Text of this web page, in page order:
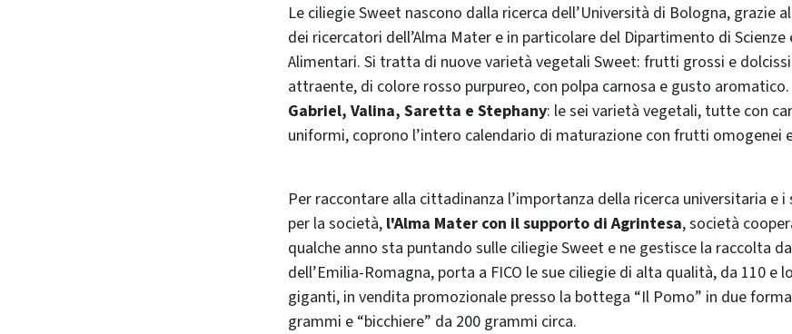
Le ciliegie Sweet nascono dalla ricerca dell’Università di Bologna, grazie
dei ricercatori dell’Alma Mater e in particolare del Dipartimento di Scienze
Alimentari. Si tratta di nuove varietà vegetali Sweet: frutti grossi e
attraente, di colore rosso purpureo, con polpa carnosa e gusto aromatico.
Gabriel, Valina, Saretta e Stephany: le sei varietà vegetali, tutte con
uniformi, coprono l’intero calendario di maturazione con frutti omogenei
Per raccontare alla cittadinanza l’importanza della ricerca universitaria e
per la società, l'Alma Mater con il supporto di Agrintesa, società
qualche anno sta puntando sulle ciliegie Sweet e ne gestisce la raccolta
dell’Emilia-Romagna, porta a FICO le sue ciliegie di alta qualità, da 110 e
giganti, in vendita promozionale presso la bottega “Il Pomo” in due
grammi e “bicchiere” da 200 grammi circa.